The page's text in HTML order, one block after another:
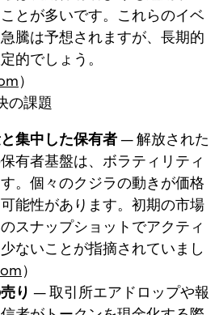
とが多いです。これらのイベ
騰は予想されますが、長期的
的でしょう。
）
の課題
集中した保有者— 解放された
有者基盤は、ボラティリティ
。個々のクジラの動きが価格
能性があります。初期の市場
スナップショットでアクティ
ないことが指摘されていまし
）
り — 取引所エアドロップや報